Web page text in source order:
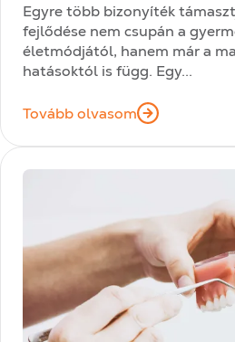
Egyre több bizonyíték
fejlődése nem csupán a
életmódjától, hanem már a
hatásoktól is függ. Egy...
Tovább olvasom